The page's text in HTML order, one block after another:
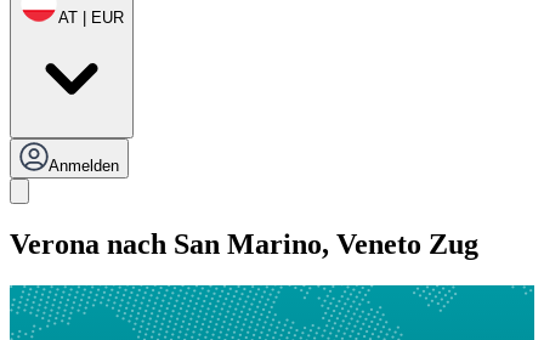
AT | EUR
Anmelden
Verona nach San Marino, Veneto Zug